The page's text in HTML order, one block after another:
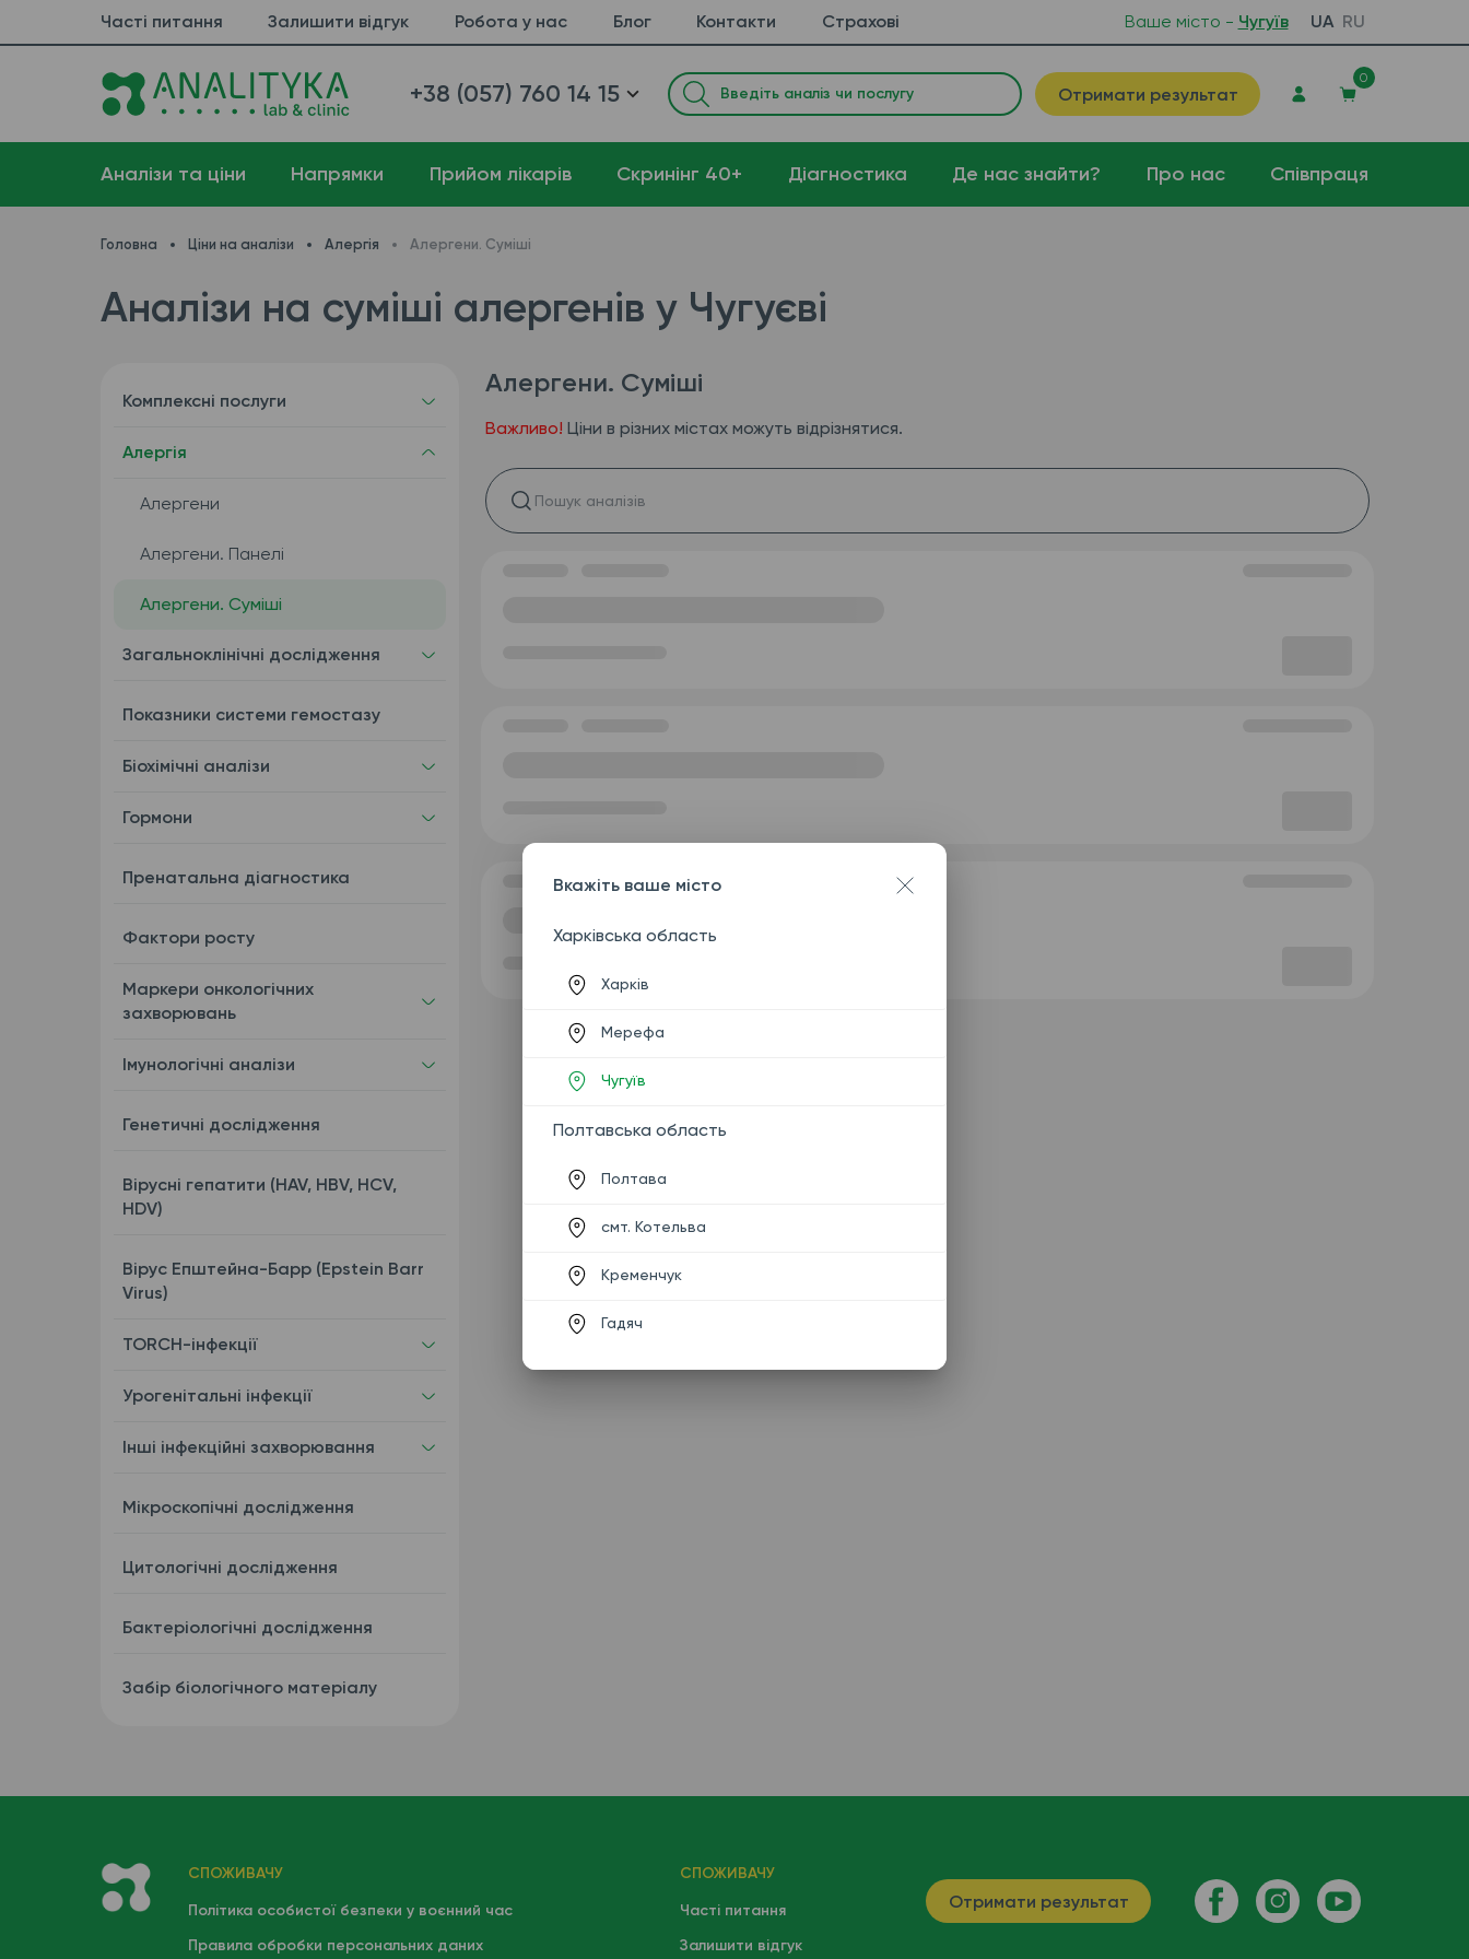
Часті питання Залишити відгук Робота у нас Блог Контакти Страхові Ваше місто - Чугуїв UA RU
+38 (057) 760 14 15 Отримати результат
0
Аналізи та ціни Напрямки Прийом лікарів Cкринінг 40+ Діагностика Де нас знайти? Про нас Співпраця
Головна Ціни на аналізи Алергія Алергени. Суміші
Аналізи на суміші алергенів у Чугуєві
Комплексні послуги
Алергія
Алергени
Алергени. Панелі
Алергени. Суміші
Загальноклінічні дослідження
Показники системи гемостазу
Біохімічні аналізи
Гормони
Пренатальна діагностика
Фактори росту
Маркери онкологічних
захворювань
Імунологічні аналізи
Генетичні дослідження
Вірусні гепатити (HAV, HBV, HCV,
HDV)
Вірус Епштейна-Барр (Epstein Barr
Virus)
TORCH-інфекції
Урогенітальні інфекції
Інші інфекційні захворювання
Мікроскопічні дослідження
Цитологічні дослідження
Бактеріологічні дослідження
Забір біологічного матеріалу
Алергени. Суміші
Важливо! Ціни в різних містах можуть відрізнятися.
СПОЖИВАЧУ
СПОЖИВАЧУ
Політика особистої безпеки у воєнний час
Часті питання
Правила обробки персональних даних
Залишити відгук
Отримати результат
Вкажіть ваше місто
Харківська область
Харків
Мерефа
Чугуїв
Полтавська область
Полтава
смт. Котельва
Кременчук
Гадяч